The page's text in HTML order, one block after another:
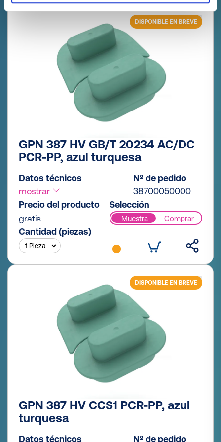
DISPONIBLE EN BREVE
GPN 387 HV GB/T 20234 AC/DC
PCR-PP, azul turquesa
Datos técnicos
mostrar
Nº de pedido
38700050000
Precio del producto
gratis
Selección
Muestra Comprar
Cantidad (piezas)
DISPONIBLE EN BREVE
GPN 387 HV CCS1 PCR-PP, azul
turquesa
Datos técnicos Nº de pedido